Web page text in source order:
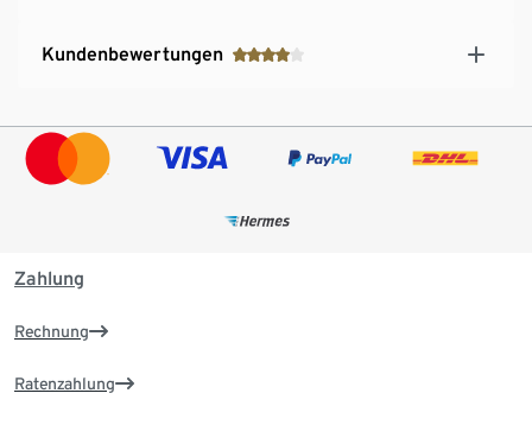
Kundenbewertungen
Zahlung
Rechnung
Ratenzahlung